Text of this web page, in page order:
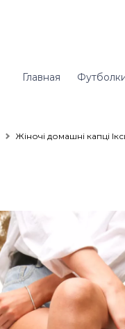
Главная
Жіночі домашні капці